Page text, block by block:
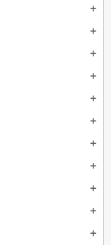
add
add
add
add
add
add
add
add
add
add
add